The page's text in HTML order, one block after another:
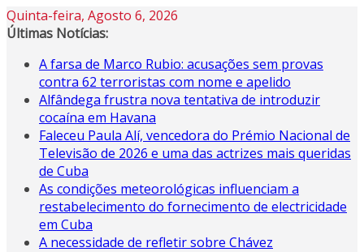
Skip
to
Quinta-feira, Agosto 6, 2026
Últimas Notícias:
A farsa de Marco Rubio: acusações sem provas
contra 62 terroristas com nome e apelido
Alfândega frustra nova tentativa de introduzir
cocaína em Havana
Faleceu Paula Alí, vencedora do Prémio Nacional de
Televisão de 2026 e uma das actrizes mais queridas
de Cuba
As condições meteorológicas influenciam a
restabelecimento do fornecimento de electricidade
em Cuba
A necessidade de refletir sobre Chávez